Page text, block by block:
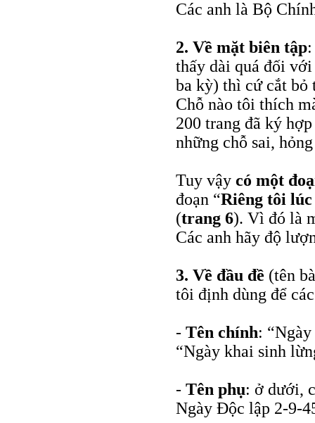
Các anh là Bộ
2. Về mặt biên tập
thấy dài quá đối
ba kỳ) thì cứ cắt
Chỗ nào tôi thích
200 trang đã ký
những chỗ sai,
Tuy vậy có một
đoạn “Riêng tôi
(trang 6). Vì đó là
Các anh hãy độ
3. Về đầu đề (tên
tôi định dùng để
- Tên chính:
“Ngày khai sinh
- Tên phụ: ở dưới,
Ngày Độc lập 2-9-